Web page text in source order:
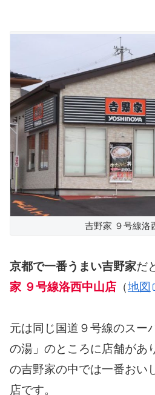
吉野家 ９号線洛
京都で一番うまい吉野家だ
家 ９号線洛西中山店 （地図
元は同じ国道９号線のスー
の湯」のところに店舗があ
の吉野家の中では一番おい
店です。